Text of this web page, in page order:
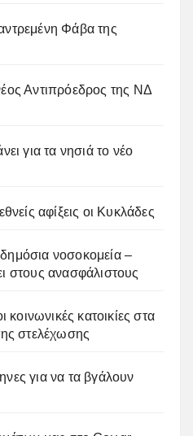
Φάβα της
Αντιπρόεδρος της ΝΔ
για τα νησιά το νέο
αφίξεις οι Κυκλάδες
νοσοκομεία –
στους ανασφάλιστους
κοινωνικές κατοικίες στα
στελέχωσης
για να τα βγάλουν